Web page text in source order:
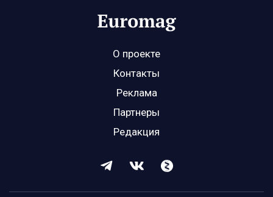
О проекте
Контакты
Реклама
Партнеры
Редакция